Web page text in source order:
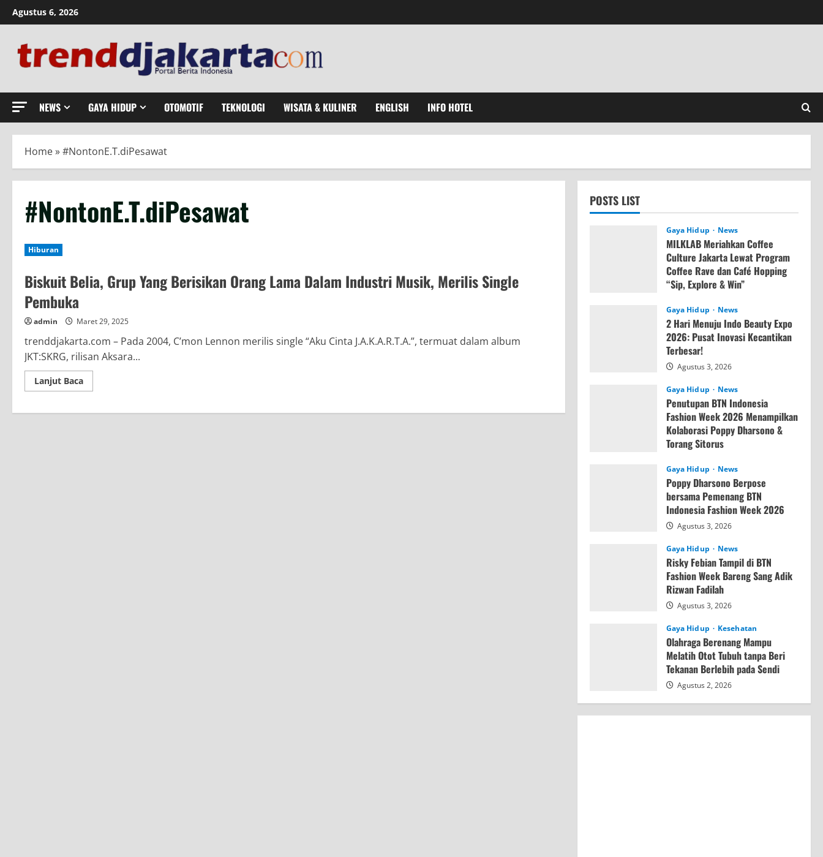
Skip
to
Agustus 6, 2026
NEWS GAYA HIDUP OTOMOTIF TEKNOLOGI WISATA & KULINER ENGLISH INFO HOTEL
Home»#NontonE.T.diPesawat
#NontonE.T.diPesawat
Hiburan
Biskuit Belia, Grup Yang Berisikan Orang Lama Dalam Industri Musik, Merilis Single
Pembuka
admin Maret 29, 2025
trenddjakarta.com – Pada 2004, C’mon Lennon merilis single “Aku Cinta J.A.K.A.R.T.A.”, termuat dalam album
JKT:SKRG, rilisan Aksara...
Lanjut BacaRead
more
Belia,
POSTS LIST
Gaya Hidup News
MILKLAB Meriahkan Coffee
Culture Jakarta Lewat Program
Coffee Rave dan Café Hopping
“Sip, Explore & Win”
Gaya Hidup
News
2 Hari Menuju Indo Beauty Expo
2026: Pusat Inovasi Kecantikan
Terbesar!
Agustus 3, 2026
Gaya Hidup News
Penutupan BTN Indonesia
Fashion Week 2026 Menampilkan
Kolaborasi Poppy Dharsono &
Torang Sitorus
Gaya Hidup
News
Poppy Dharsono Berpose
bersama Pemenang BTN
Indonesia Fashion Week 2026
Agustus 3, 2026
Gaya Hidup News
Risky Febian Tampil di BTN
Fashion Week Bareng Sang Adik
Rizwan Fadilah
Agustus 3, 2026
Gaya Hidup Kesehatan
Olahraga Berenang Mampu
Melatih Otot Tubuh tanpa Beri
Tekanan Berlebih pada Sendi
Agustus 2, 2026